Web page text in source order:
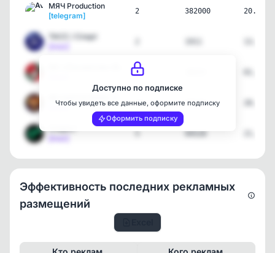
МЯЧ Production
[telegram]
2 382000
ТАСС / Спорт
1
[max]
13 40137
5 94528
Доступно по подписке
Чтобы увидеть все данные, оформите подписку
Оформить подписку
Эффективность последних рекламных
размещений